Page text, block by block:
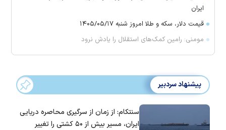
ایران
قیمت دلار، سکه و طلا امروز شنبه ۱۴۰۵/۰۵/۱۷
مومنی: رامین کمک‌های استقلال را یادش نرود
پیشنهاد سردبیر
سنتکام: از زمان از سرگیری محاصره دریایی
ایران، مسیر بیش از ۵۰ کشتی را تغییر